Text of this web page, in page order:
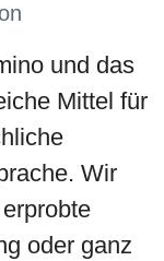
und das
Mittel für
Wir
oder ganz